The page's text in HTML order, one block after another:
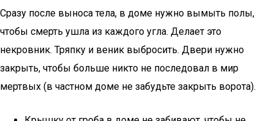
Сразу после выноса тела, в доме нужно вымыть полы,
чтобы смерть ушла из каждого угла. Делает это
некровник. Тряпку и веник выбросить. Двери нужно
закрыть, чтобы больше никто не последовал в мир
мертвых (в частном доме не забудьте закрыть ворота).